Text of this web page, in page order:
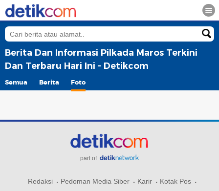
Berita Dan Informasi Pilkada Maros Terkini
Dan Terbaru Hari Ini - Detikcom
Semua Berita Foto
part of
Redaksi Pedoman Media Siber Karir
Kotak Pos